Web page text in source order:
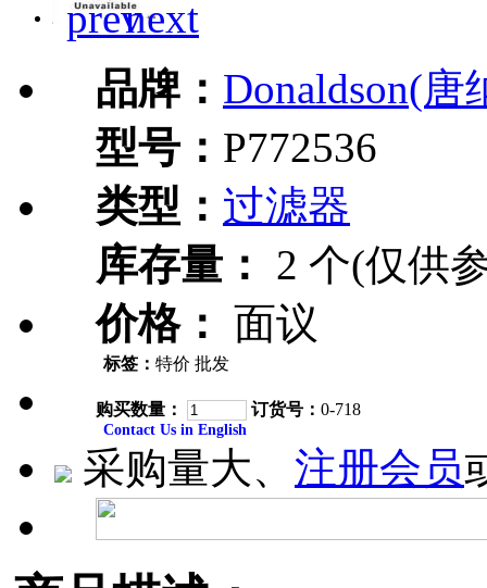
品牌： Donaldson(唐
型号： P772536
类型： 过滤器
库存量：
2 个(仅供
价格： 面议
标签： 特价 批发
购买数量： 订货号： 0-718
Contact Us in English
采购量大、 注册会员